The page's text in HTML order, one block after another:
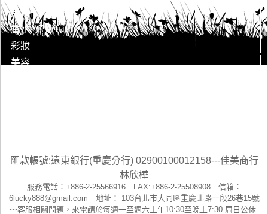
男仕保養
香水（Parfum）
彩妝
美容
匯款帳號:遠東銀行(重慶分行) 02900100012158---佳美商行
林欣樺
服務電話：+886-2-25566916 FAX:+886-2-25508908 信箱：
6lucky888@gmail.com 地址： 103台北市大同區重慶北路一段26巷15號
～客服相關問題，來電請於每週一至週六上午10:30至晚上7:30.周日公休.